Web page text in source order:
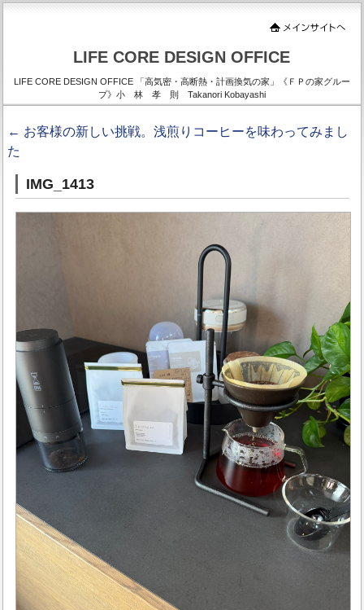
LIFE CORE DESIGN OFFICE
LIFE CORE DESIGN OFFICE 「高気密・高断熱・計画換気の家」《ＦＰの家グルー
プ》小 林 孝 則 Takanori Kobayashi
← お客様の新しい挑戦。浅煎りコーヒーを味わってみまし
た
IMG_1413